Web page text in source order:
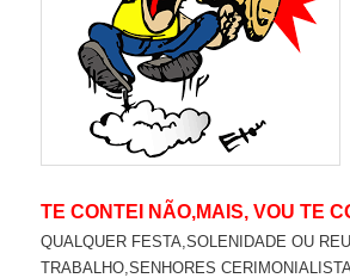
TE CONTEI NÃO,MAIS, VOU TE
QUALQUER FESTA,SOLENIDADE OU
TRABALHO,SENHORES